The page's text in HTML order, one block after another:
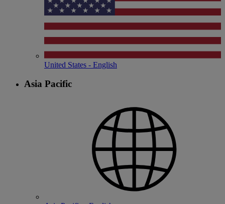
United States - English
Asia Pacific